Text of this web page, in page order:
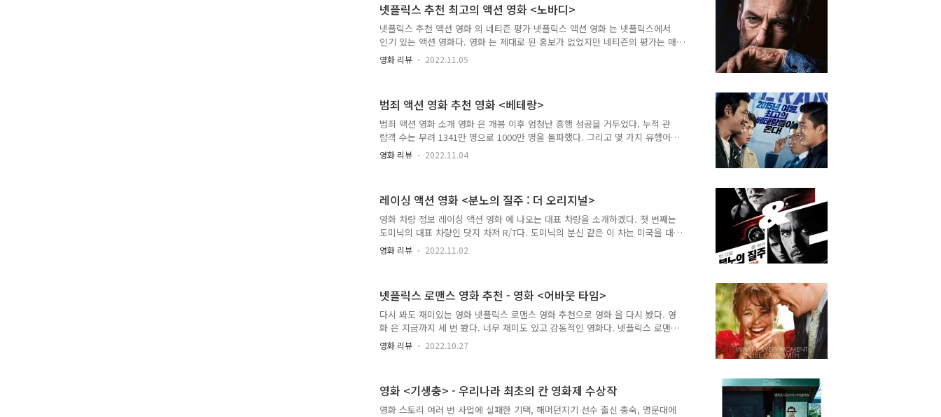
드라마에서도 장애를 다뤘다. 드라마에서 느꼈지만 여전히 장애에 대한 편견이
강하다. 영화나 드라마를 통해 이슈가 되어야만 그 차이를 인정할 수 있다는 점
이 아쉽다. 장애인이 가장 두려워하는 것이 편견이라고 한다. 사람들의 인식이
바뀌고 장애인..
넷플릭스 추천 최고의 액션 영화 <노바디>
넷플릭스 추천 액션 영화 의 네티즌 평가 넷플릭스 액션 영화 는 넷플릭스에서
인기 있는 액션 영화다. 영화 는 제대로 된 홍보가 없었지만 네티즌의 평가는 매
우 좋았다. 시원한 액션과 짜릿한 스토리가 가장 높은 평가를 받았다. 배경음악
과 영화의 내용이 잘 어울린다는 평도 있다. 그리고 악당이 불쌍하다는 의견도
이 좋은 후기를 남겼고 2부를 기다리고 있다. 평가 중에서 공감할 수 있는 내용
은 스트레스 해소에 가장 좋은 영화로도 평가받았다는 것이다. 이렇게 멋진 액션
을 보여준 넷플릭스 액션 영화 의 이야기를 시작해 볼까요? 영화 넷플릭스 액션
영화 줄거리 영..
영화 리뷰 2022.11.05
범죄 액션 영화 추천 영화 <베테랑>
범죄 액션 영화 소개 영화 은 개봉 이후 엄청난 흥행 성공을 거두었다. 누적 관
람객 수는 무려 1341만 명으로 1000만 명을 돌파했다. 그리고 몇 가지 유행어를
만들었다. 많은 사람들이 봤다는 것은 그만큼 스토리의 재미와 몰입도가 좋았다
는 뜻이다. 연기도 훌륭했고 스토리도 탄탄했다. 사람들은 영화 을 2015년 최고
이슈가 있었다. 이를 소재로 영화는 사회적 이슈에 대한 비판을 담고 있다. 보통
이런 영화의 경우 부자는 항상 악역으로 등장한다. 실제로는 돈이 어느 정도 권
력에 영향을 미친다. 그런 권력을 가진 사람을 탓하기가 쉽지 않다는 것을 인..
영화 리뷰 2022.11.04
레이싱 액션 영화 <분노의 질주 : 더 오리지널>
영화 차량 정보 레이싱 액션 영화 에 나오는 대표 차량을 소개하겠다. 첫 번째는
도미닉의 대표 차량인 닷지 차저 R/T다. 도미닉의 분신 같은 이 차는 미국을 대
표하는 머슬카이다. 영화 에서는 1970년식 닷지 차저 R/T가 등장한다. 두 번째
는 도미닉이 탔던 1970년식 쉐보레 쉐빌 SS 이다. 당시 쉐보레의 콜벳, 카마로
2002년에 마지막으로 단종되었으며 후속 모델은 닛산 GT-R 이다. 폴 워커가 개
인적으로 좋아하고 소유 한 것으로 알려져 있다. 마지막으로 소개하고 싶은 차는
도미닉의 동생이 타던 2003년식 아큐라 NSX-T 이다. 아큐라 ..
영화 리뷰 2022.11.02
넷플릭스 로맨스 영화 추천 - 영화 <어바웃 타임>
다시 봐도 재미있는 영화 넷플릭스 로맨스 영화 추천으로 영화 을 다시 봤다. 영
화 은 지금까지 세 번 봤다. 너무 재미도 있고 감동적인 영화다. 넷플릭스 로맨
스 영화 은 로맨스 영화지만 감동과 교훈을 준다. 삶에 대한 우리의 태도, 현재
의 소중함, 함께 하는 사람의 소중함을 일깨워 준다. 영화 의 네티즌 평가는 상당
로맨스 영화 같아서 늦게 본 것을 아쉬워했다. 대부분의 사람들은 이 영화를 보
면서 감동과 여운을 느꼈고 다시 보고 싶은 영화라고 느꼈다. 내가 이 영화를 세
영화 리뷰 2022.10.27
영화 <기생충> - 우리나라 최초의 칸 영화제 수상작
영화 스토리 여러 번 사업에 실패한 기택, 해머던지기 선수 출신 충숙, 명문대에